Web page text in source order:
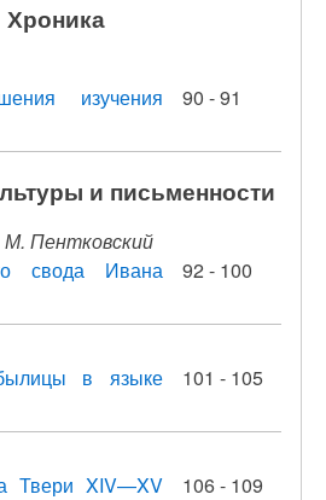
Хроника
изучения
90 - 91
и письменности
Пентковский
свода Ивана
92 - 100
в языке
101 - 105
Твери XIV—XV
106 - 109